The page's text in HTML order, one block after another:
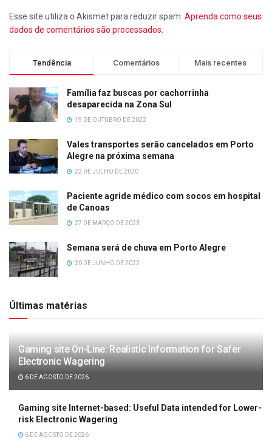
Esse site utiliza o Akismet para reduzir spam. Aprenda como seus
dados de comentários são processados.
Tendência Comentários Mais recentes
Família faz buscas por cachorrinha
desaparecida na Zona Sul
19 DE OUTUBRO DE 2022
Vales transportes serão cancelados em Porto
Alegre na próxima semana
22 DE JULHO DE 2020
Paciente agride médico com socos em hospital
de Canoas
27 DE MARÇO DE 2023
Semana será de chuva em Porto Alegre
20 DE JUNHO DE 2022
Últimas matérias
Gaming site On-Line: Realistic Information for Safer
Electronic Wagering
6 DE AGOSTO DE 2026
Gaming site Internet-based: Useful Data intended for Lower-
risk Electronic Wagering
6 DE AGOSTO DE 2026